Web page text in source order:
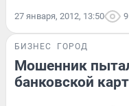
27 января, 2012, 13:50
БИЗНЕС ГОРОД
Мошенник
банковской